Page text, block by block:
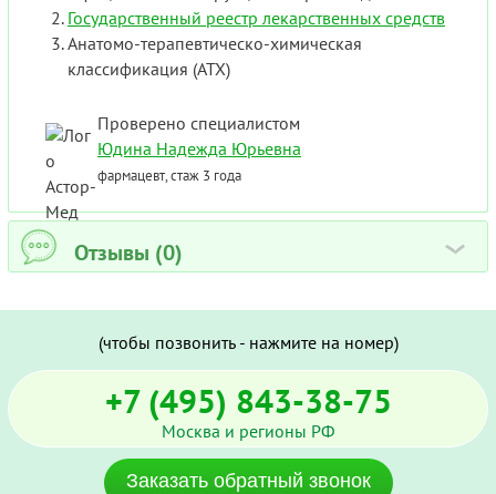
Государственный реестр лекарственных средств
Анатомо-терапевтическо-химическая
классификация (ATX)
Проверено специалистом
Юдина Надежда Юрьевна
фармацевт, стаж 3 года
Отзывы (0) ›
(чтобы позвонить - нажмите на номер)
+7 (495) 843-38-75
Москва и регионы РФ
Заказать обратный звонок